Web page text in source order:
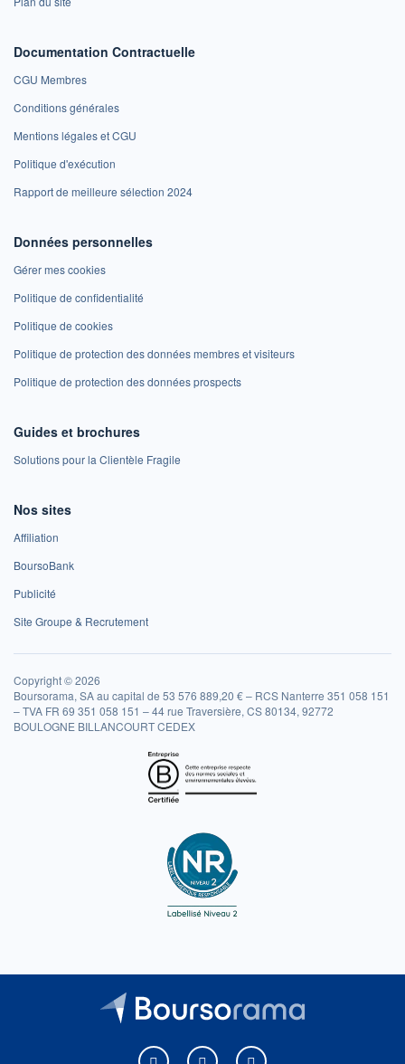
Documentation Contractuelle
CGU Membres
Conditions générales
Mentions légales et CGU
Politique d'exécution
Rapport de meilleure sélection 2024
Données personnelles
Gérer mes cookies
Politique de confidentialité
Politique de cookies
Politique de protection des données membres et visiteurs
Politique de protection des données prospects
Guides et brochures
Solutions pour la Clientèle Fragile
Nos sites
Affiliation
BoursoBank
Publicité
Site Groupe & Recrutement
Copyright © 2026
Boursorama, SA au capital de 53 576 889,20 € – RCS Nanterre 351 058 151
– TVA FR 69 351 058 151 – 44 rue Traversière, CS 80134, 92772
BOULOGNE BILLANCOURT CEDEX